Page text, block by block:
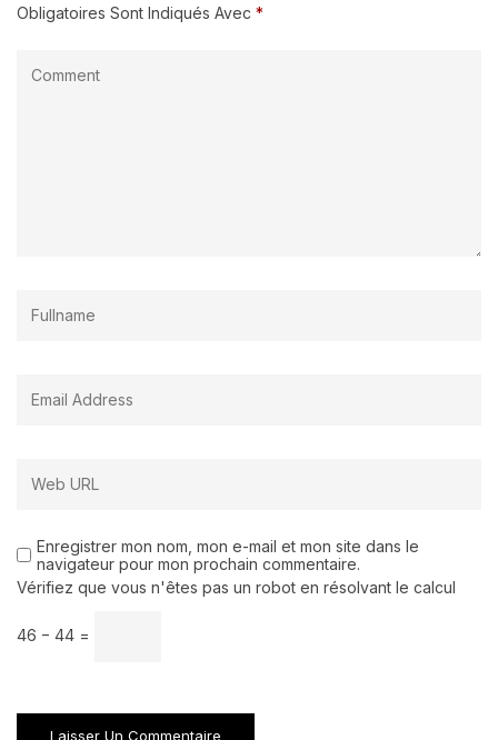
Obligatoires Sont Indiqués Avec *
Enregistrer mon nom, mon e-mail et mon site dans le
navigateur pour mon prochain commentaire.
Vérifiez que vous n'êtes pas un robot en résolvant le calcul
46 − 44 =